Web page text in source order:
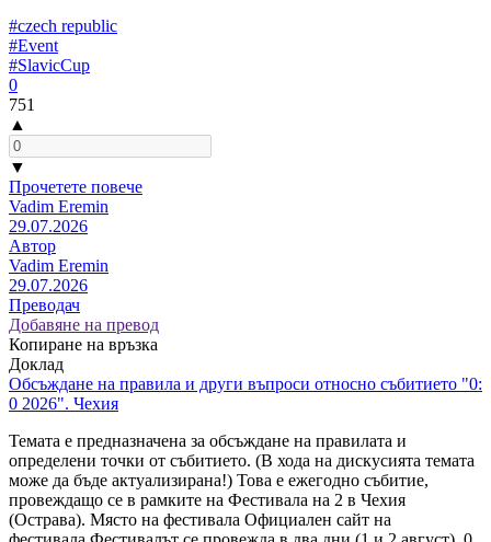
#czech republic
#Event
#SlavicCup
0
751
▲
▼
Прочетете повече
Vadim Eremin
29.07.2026
Автор
Vadim Eremin
29.07.2026
Преводач
Добавяне на превод
Копиране на връзка
Доклад
Обсъждане на правила и други въпроси относно събитието "0:
0 2026". Чехия
Темата е предназначена за обсъждане на правилата и
определени точки от събитието. (В хода на дискусията темата
може да бъде актуализирана!) Това е ежегодно събитие,
провеждащо се в рамките на Фестивала на 2 в Чехия
(Острава). Място на фестивала Официален сайт на